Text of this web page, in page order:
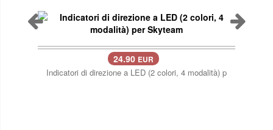
24.90 EUR
Indicatori di direzione a LED (2 colori, 4 modalità) p